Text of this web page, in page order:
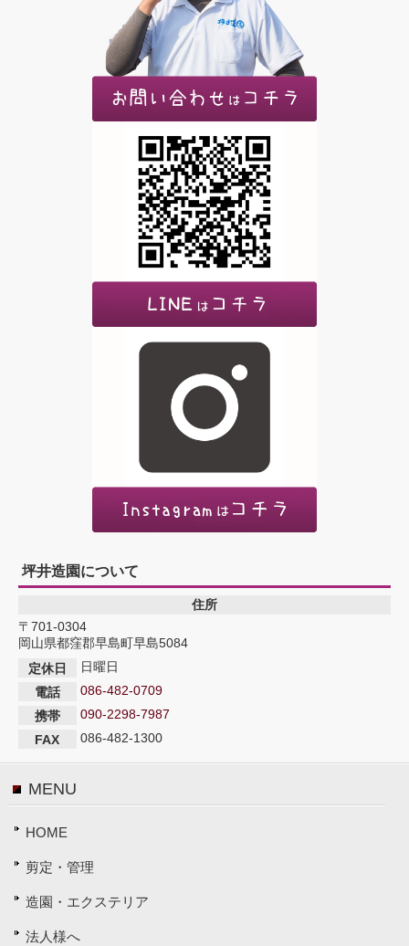
坪井造園について
住所
〒701-0304
岡山県都窪郡早島町早島5084
定休日
日曜日
電話
086-482-0709
携帯
090-2298-7987
FAX
086-482-1300
MENU
HOME
剪定・管理
造園・エクステリア
法人様へ